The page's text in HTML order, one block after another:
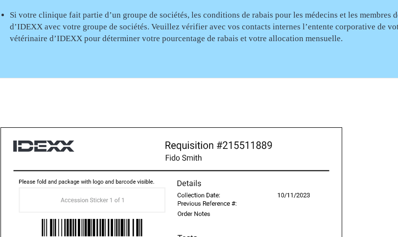
Si votre clinique fait partie d’un groupe de sociétés, les conditions de rabais pour les médecins et les
d’IDEXX avec votre groupe de sociétés. Veuillez vérifier avec vos contacts internes l’entente corporative de
vétérinaire d’IDEXX pour déterminer votre pourcentage de rabais et votre allocation mensuelle.